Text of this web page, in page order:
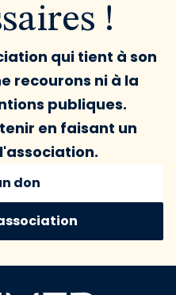
!
qui tient à son
recourons ni à la
publiques.
en faisant un
don